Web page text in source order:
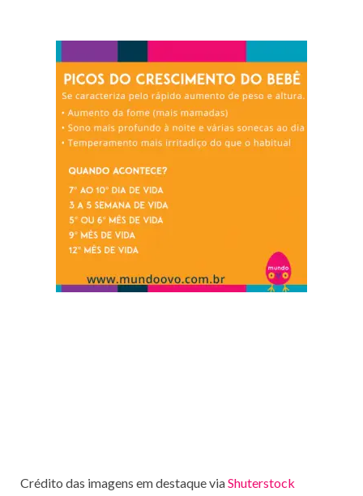
Crédito das imagens em destaque viaShuterstock